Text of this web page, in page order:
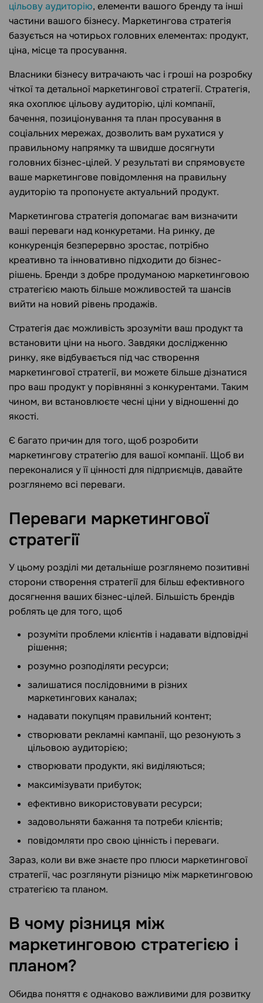
цільову аудиторію, елементи вашого бренду та інші
частини вашого бізнесу. Маркетингова стратегія
базується на чотирьох головних елементах: продукт,
ціна, місце та просування.
Власники бізнесу витрачають час і гроші на розробку
чіткої та детальної маркетингової стратегії. Стратегія,
яка охоплює цільову аудиторію, цілі компанії,
бачення, позиціонування та план просування в
соціальних мережах, дозволить вам рухатися у
правильному напрямку та швидше досягнути
головних бізнес-цілей. У результаті ви спрямовуєте
ваше маркетингове повідомлення на правильну
аудиторію та пропонуєте актуальний продукт.
Маркетингова стратегія допомагає вам визначити
ваші переваги над конкуретами. На ринку, де
конкуренція безперервно зростає, потрібно
креативно та інновативно підходити до бізнес-
рішень. Бренди з добре продуманою маркетинговою
стратегією мають більше можливостей та шансів
вийти на новий рівень продажів.
Стратегія дає можливість зрозуміти ваш продукт та
встановити ціни на нього. Завдяки дослідженню
ринку, яке відбувається під час створення
маркетингової стратегії, ви можете більше дізнатися
про ваш продукт у порівнянні з конкурентами. Таким
чином, ви встановлюєте чесні ціни у відношенні до
якості.
Є багато причин для того, щоб розробити
маркетингову стратегію для вашої компанії. Щоб ви
переконалися у її цінності для підприємців, давайте
розглянемо всі переваги.
Переваги маркетингової
стратегії
У цьому розділі ми детальніше розглянемо позитивні
сторони створення стратегії для більш ефективного
досягнення ваших бізнес-цілей. Більшість брендів
роблять це для того, щоб
розуміти проблеми клієнтів і надавати відповідні
рішення;
розумно розподіляти ресурси;
залишатися послідовними в різних
маркетингових каналах;
надавати покупцям правильний контент;
створювати рекламні кампанії, що резонують з
цільовою аудиторією;
створювати продукти, які виділяються;
максимізувати прибуток;
ефективно використовувати ресурси;
задовольняти бажання та потреби клієнтів;
повідомляти про свою цінність і переваги.
Зараз, коли ви вже знаєте про плюси маркетингової
стратегії, час розглянути різницю між маркетинговою
стратегією та планом.
В чому різниця між
маркетинговою стратегією і
планом?
Обидва поняття є однаково важливими для розвитку